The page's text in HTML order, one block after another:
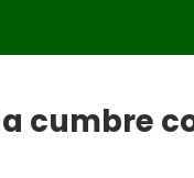
cumbre